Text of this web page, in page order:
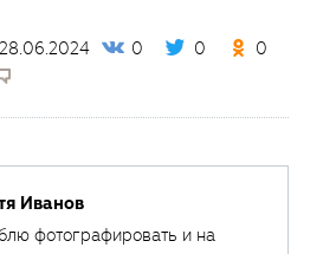
28.06.2024 0 0
0
Иванов
фотографировать и на